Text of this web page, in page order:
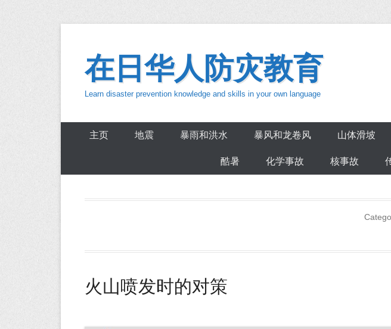
content在日华人防灾教育
Learn disaster prevention knowledge and skills in your own language
主页 地震 暴雨和洪水 暴风和龙卷风 山体滑坡
酷暑 化学事故 核事故
火山喷发时的对策